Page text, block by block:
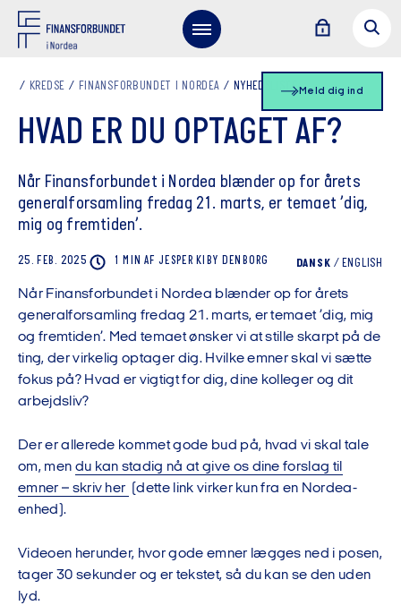
Meld dig ind
KREDSE FINANSFORBUNDET I NORDEA NYHEDSLISTE
HVAD ER DU OPTAGET AF?
Når Finansforbundet i Nordea blænder op for årets
generalforsamling fredag 21. marts, er temaet ’dig,
mig og fremtiden’.
25. FEB. 2025 1 MIN AF JESPER KIBY DENBORG DANSK / ENGLISH
Når Finansforbundet i Nordea blænder op for årets
generalforsamling fredag 21. marts, er temaet ’dig, mig
og fremtiden’. Med temaet ønsker vi at stille skarpt på de
ting, der virkelig optager dig. Hvilke emner skal vi sætte
fokus på? Hvad er vigtigt for dig, dine kolleger og dit
arbejdsliv?
Der er allerede kommet gode bud på, hvad vi skal tale
om, men du kan stadig nå at give os dine forslag til
emner – skriv her
(dette link virker kun fra en Nordea-
enhed).
Videoen herunder, hvor gode emner lægges ned i posen,
tager 30 sekunder og er tekstet, så du kan se den uden
lyd.